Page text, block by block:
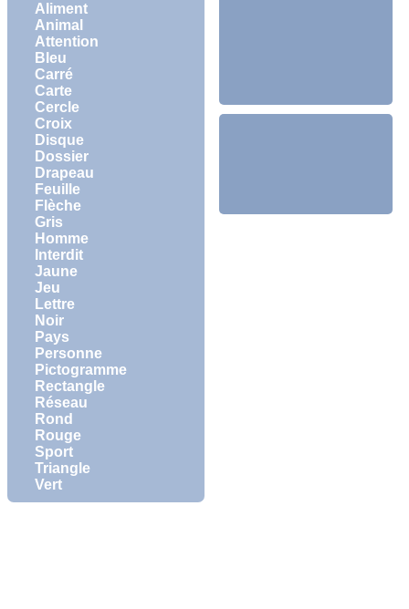
Aliment
Animal
Attention
Bleu
Carré
Carte
Cercle
Croix
Disque
Dossier
Drapeau
Feuille
Flèche
Gris
Homme
Interdit
Jaune
Jeu
Lettre
Noir
Pays
Personne
Pictogramme
Rectangle
Réseau
Rond
Rouge
Sport
Triangle
Vert